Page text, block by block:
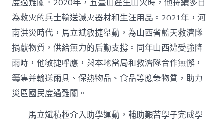
度過難關。2020年，五臺山產生山火時，他持續多日
為救火的兵士輸送滅火器材和生涯用品。2021年，河
南洪災時代，馬立斌敏捷舉動，為山西省藍天救濟隊
捐獻物質，供給無力的后勤支撐。同年山西遭受強降
雨時，他敏捷呼應，與本地當局和救濟隊合作無懈，
籌集并輸送雨具、保熱物品、食品等應急物質，助力
災區國民度過難關。
馬立斌積極介入助學運動，輔助艱苦學子完成學